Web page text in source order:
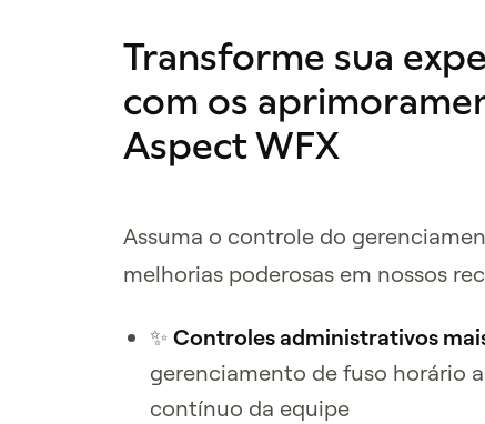
Transforme sua
com os
Aspect WFX
Assuma o controle do
melhorias poderosas em nossos
✨ Controles administrativos
gerenciamento de fuso horário
contínuo da equipe